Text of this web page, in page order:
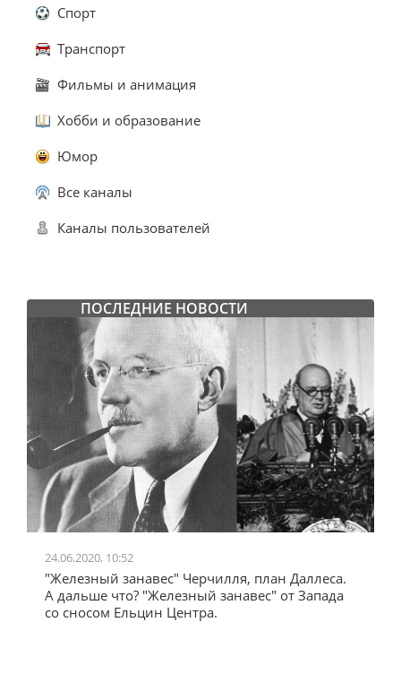
Спорт
Транспорт
Фильмы и анимация
Хобби и образование
Юмор
Все каналы
Каналы пользователей
ПОСЛЕДНИЕ НОВОСТИ
24.06.2020, 10:52
"Железный занавес" Черчилля, план Даллеса.
А дальше что? "Железный занавес" от Запада
со сносом Ельцин Центра.